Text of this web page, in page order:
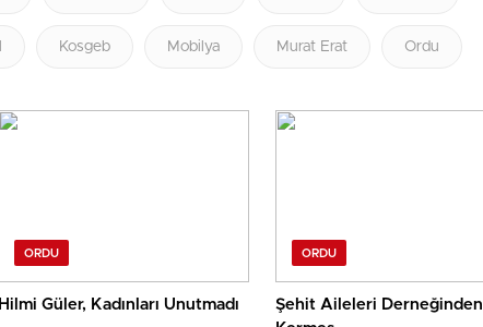
Kosgeb Mobilya Murat Erat Ordu
ORDU
Hilmi Güler, Kadınları Unutmadı
ORDU
Şehit Aileleri Derneğinden